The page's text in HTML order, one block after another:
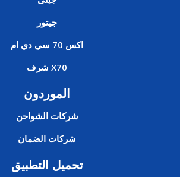
جيتور
اكس 70 سي دي ام
X70 شرف
الموردون
شركات الشواحن
شركات الضمان
تحميل التطبيق